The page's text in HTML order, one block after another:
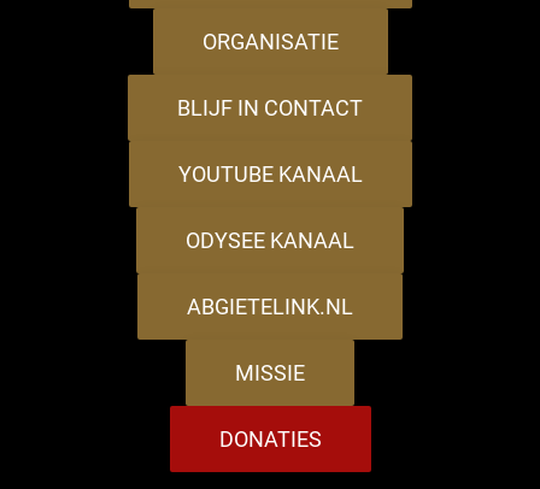
ORGANISATIE
BLIJF IN CONTACT
YOUTUBE KANAAL
ODYSEE KANAAL
ABGIETELINK.NL
MISSIE
DONATIES